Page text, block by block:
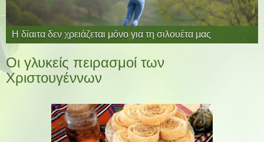
Επειδή δεν παίζουμε με την υγεία μας
Η δίαιτα δεν χρειάζεται μόνο για τη σιλουέτα μας
Η επιστήμη στην υπηρεσία της υγείας μας
Η ισορροπημένη διατροφή απάντηση σε πολλά θέματα
υγείας
Ποια είναι τα νέα superfoods;
Οι γλυκείς πειρασμοί των
Χριστουγέννων